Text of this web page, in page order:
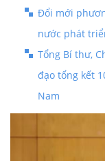
Đổi mới
nước phát
Tổng Bí thư,
đạo tổng kết
Nam